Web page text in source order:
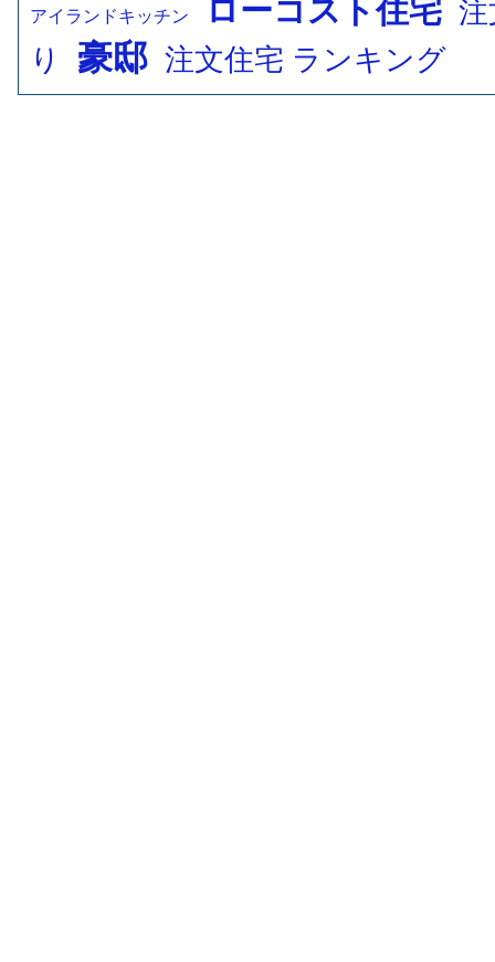
アイランドキッチン ローコスト住宅 注
り
豪邸 注文住宅 ランキング